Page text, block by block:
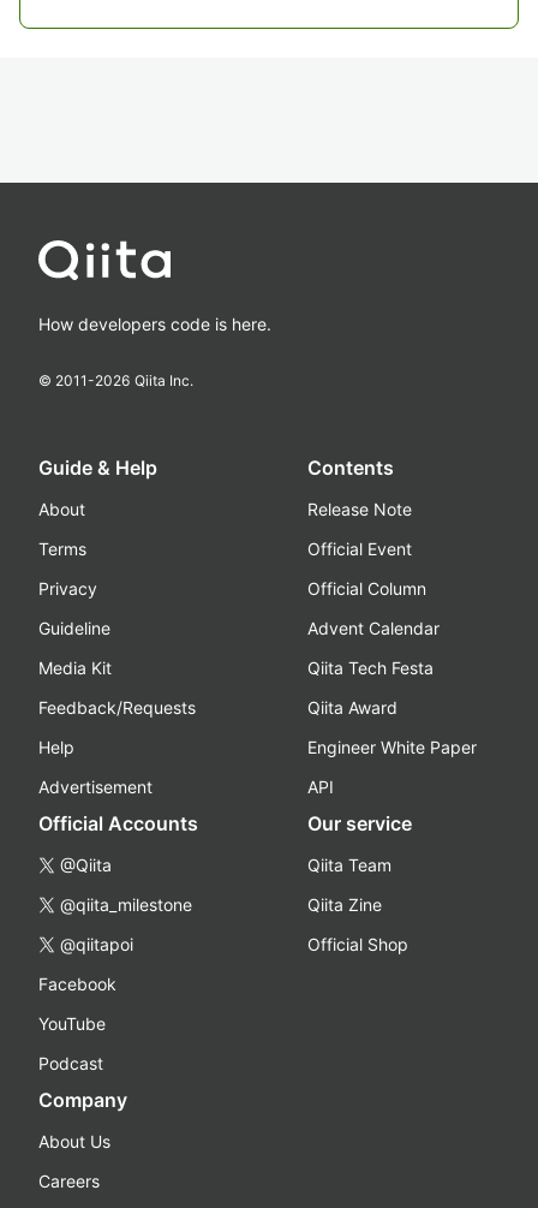
How developers code is here.
© 2011-2026 Qiita Inc.
Guide & Help
About
Terms
Privacy
Guideline
Media Kit
Feedback/Requests
Help
Advertisement
Contents
Release Note
Official Event
Official Column
Advent Calendar
Qiita Tech Festa
Qiita Award
Engineer White Paper
API
Official Accounts
@Qiita
@qiita_milestone
@qiitapoi
Facebook
YouTube
Podcast
Our service
Qiita Team
Qiita Zine
Official Shop
Company
About Us
Careers